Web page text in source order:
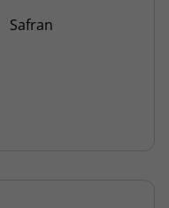
Safran